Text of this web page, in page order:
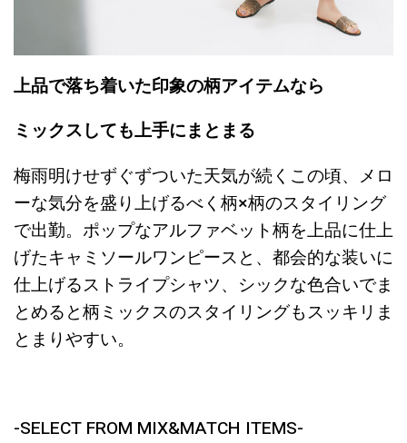
上品で落ち着いた印象の柄アイテムなら
ミックスしても上手にまとまる
梅雨明けせずぐずついた天気が続くこの頃、メロ
ーな気分を盛り上げるべく柄×柄のスタイリング
で出勤。ポップなアルファベット柄を上品に仕上
げたキャミソールワンピースと、都会的な装いに
仕上げるストライプシャツ、シックな色合いでま
とめると柄ミックスのスタイリングもスッキリま
とまりやすい。
-SELECT FROM MIX&MATCH ITEMS-